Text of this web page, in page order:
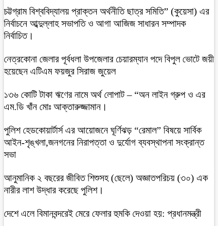
চট্টগ্রাম বিশ্ববিদ্যালয় প্রাক্তন অর্থনীতি ছাত্র সমিতি” (কুয়েসা) এর
নির্বাচনে আব্দুল্লাহ সভাপতি ও আগা আজিজ সাধারন সম্পাদক
নির্বাচিত।
নেত্রকোনা জেলার পূর্বধলা উপজেলার চেয়ারম্যান পদে বিপুল ভোটে জয়ী
হয়েছেন এটিএম ফয়জুর সিরাজ জুয়েল
১৩৬ কোটি টাকা ঋণের নামে অর্থ লোপাট – “অন লাইন গ্রুপ ও এর
এম.ডি খাঁন মোঃ আক্তারুজ্জামান।
পুলিশ হেডকোয়ার্টার্স এর আয়োজনে ঘূর্ণিঝড় “রেমাল” বিষয়ে সার্বিক
আইন-শৃঙ্খলা,জনগনের নিরাপত্তা ও দুর্যোগ ব্যবস্থাপনা সংক্রান্ত
সভা
আনুমানিক ২ বছরের জীবিত শিশুসহ (ছেলে) অজ্ঞাতপরিচয় (৩০) এক
নারীর লাশ উদ্ধার করেছে পুলিশ।
দেশে এলে বিমানবন্দরেই মেরে ফেলার হুমকি দেওয়া হয়: প্রধানমন্ত্রী